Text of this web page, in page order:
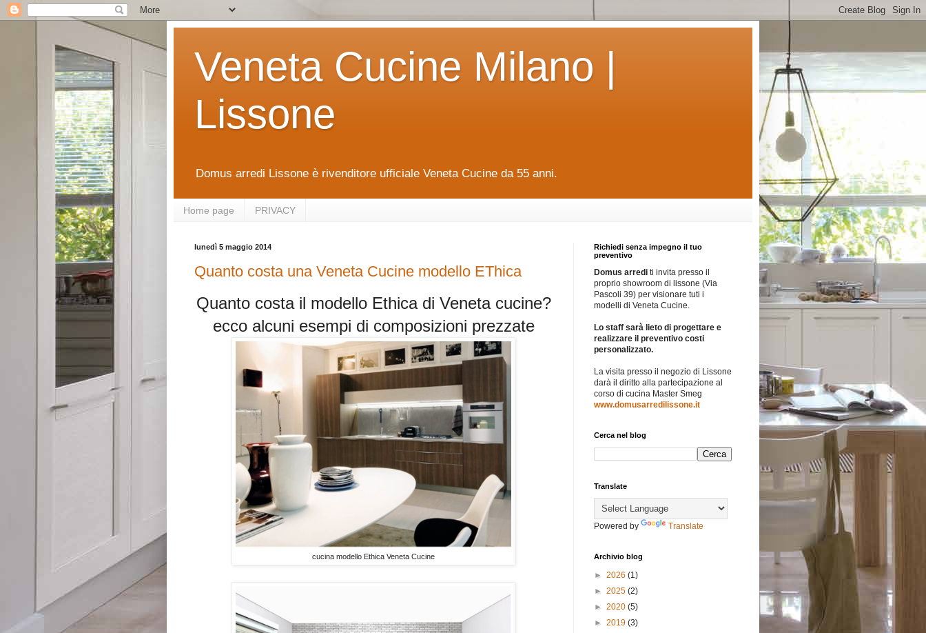
Veneta Cucine Milano |
Lissone
Domus arredi Lissone è rivenditore ufficiale Veneta Cucine da 55 anni.
Home page PRIVACY
lunedì 5 maggio 2014
Quanto costa una Veneta Cucine modello EThica
Quanto costa il modello Ethica di Veneta cucine?
ecco alcuni esempi di composizioni prezzate
cucina modello Ethica Veneta Cucine
Richiedi senza impegno il tuo
preventivo
Domus arredi ti invita presso il
proprio showroom di lissone (Via
Pascoli 39) per visionare tuti i
modelli di Veneta Cucine.
Lo staff sarà lieto di progettare e
realizzare il preventivo costi
personalizzato.
La visita presso il negozio di Lissone
darà il diritto alla partecipazione al
corso di cucina Master Smeg
www.domusarredilissone.it
Cerca nel blog
Translate
Powered by Translate
Archivio blog
► 2026 (1)
► 2025 (2)
► 2020 (5)
► 2019 (3)